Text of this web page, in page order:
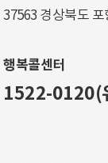
37563 경상북도
행복콜센터
1522-0120(